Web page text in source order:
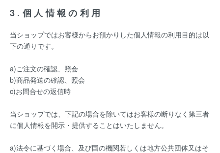
3.個人情報の利用
当ショップではお客様からお預かりした個人情報の利用目的は以
下の通りです。
a)ご注文の確認、照会
b)商品発送の確認、照会
c)お問合せの返信時
当ショップでは、下記の場合を除いてはお客様の断りなく第三者
に個人情報を開示・提供することはいたしません。
a)法令に基づく場合、及び国の機関若しくは地方公共団体又はそ